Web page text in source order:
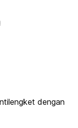
dengan